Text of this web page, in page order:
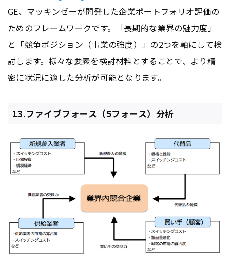
GE、マッキンゼーが開発した企業ポートフォリオ評価の
ためのフレームワークです。「長期的な業界の魅力度」
と「競争ポジション（事業の強度）」の2つを軸にして検
討します。様々な要素を検討材料とすることで、より精
密に状況に適した分析が可能となります。
13.ファイブフォース（5フォース）分析